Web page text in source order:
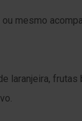
mesmo
laranjeira, frutas